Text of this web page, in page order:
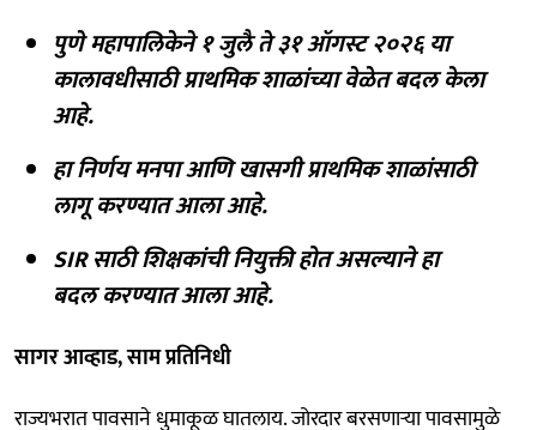
पुणे महापालिकेने १ जुलै ते ३१ ऑगस्ट २०२६ या
कालावधीसाठी प्राथमिक शाळांच्या वेळेत बदल केला
आहे.
हा निर्णय मनपा आणि खासगी प्राथमिक शाळांसाठी
लागू करण्यात आला आहे.
SIR साठी शिक्षकांची नियुक्ती होत असल्याने हा
बदल करण्यात आला आहे.
सागर आव्हाड, साम प्रतिनिधी
राज्यभरात पावसाने धुमाकूळ घातलाय. जोरदार बरसणाऱ्या पावसामुळे